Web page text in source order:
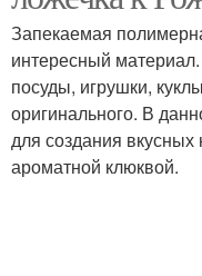
Запекаемая
интересный
посуды, игрушки,
оригинального. В
для создания вкусных
ароматной клюквой.